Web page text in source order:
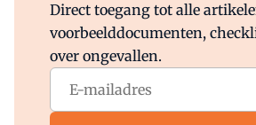
Direct toegang tot alle
voorbeelddocumenten,
over ongevallen.